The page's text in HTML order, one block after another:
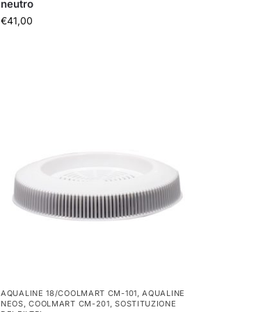
neutro
€41,00
AQUALINE 18/COOLMART CM-101,AQUALINE
NEOS,COOLMART CM-201,SOSTITUZIONE